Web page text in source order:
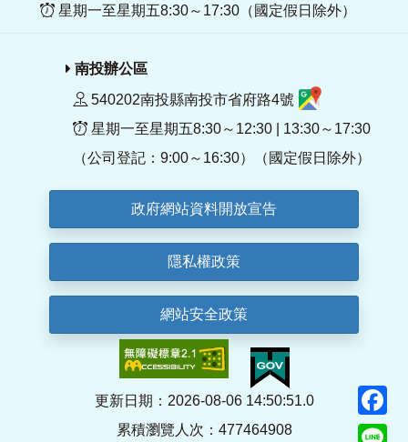
星期一至星期五8:30～17:30（國定假日除外）
南投辦公區
540202南投縣南投市省府路4號
星期一至星期五8:30～12:30 | 13:30～17:30
（公司登記：9:00～16:30）（國定假日除外）
政府網站資料開放宣告
隱私權政策
網站安全政策
更新日期：2026-08-06 14:50:51.0
累積瀏覽人次：477464908